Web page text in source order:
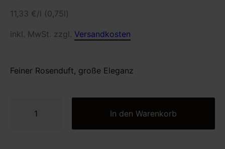
11,33 €/l (0,75l)
inkl. MwSt. zzgl. Versandkosten
Feiner Rosenduft, große Eleganz
In den Warenkorb